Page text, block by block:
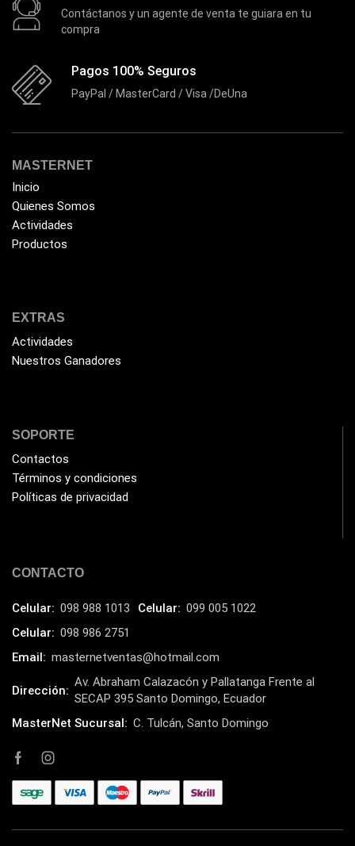
Contáctanos y un agente de venta te guiara en tu
compra
Pagos 100% Seguros
PayPal / MasterCard / Visa /DeUna
MASTERNET
Inicio
Quienes Somos
Actividades
Productos
EXTRAS
Actividades
Nuestros Ganadores
SOPORTE
Contactos
Términos y condiciones
Políticas de privacidad
CONTACTO
Celular: 098 988 1013 Celular: 099 005 1022
Celular: 098 986 2751
Email: masternetventas@hotmail.com
Dirección:
Av. Abraham Calazacón y Pallatanga Frente al
SECAP 395 Santo Domingo, Ecuador
MasterNet Sucursal: C. Tulcán, Santo Domingo